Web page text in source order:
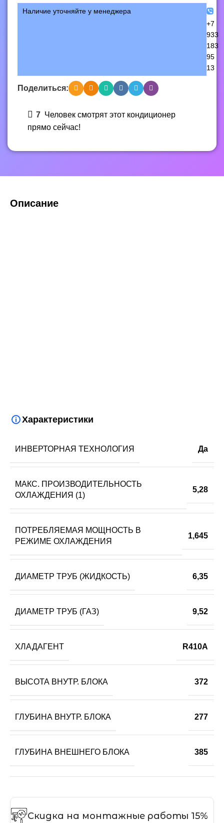
Наличие уточняйте у менеджера
+7
933
183
95
13
Поделиться:
7 Человек смотрят этот кондиционер
прямо сейчас!
Описание
Характеристики
ИНВЕРТОРНАЯ ТЕХНОЛОГИЯ Да
МАКС. ПРОИЗВОДИТЕЛЬНОСТЬ
ОХЛАЖДЕНИЯ (1)
5,28
ПОТРЕБЛЯЕМАЯ МОЩНОСТЬ В
РЕЖИМЕ ОХЛАЖДЕНИЯ
1,645
ДИАМЕТР ТРУБ (ЖИДКОСТЬ) 6,35
ДИАМЕТР ТРУБ (ГАЗ) 9,52
ХЛАДАГЕНТ R410A
ВЫСОТА ВНУТР. БЛОКА 372
ГЛУБИНА ВНУТР. БЛОКА 277
ГЛУБИНА ВНЕШНЕГО БЛОКА 385
Скидка на монтажные работы 15%